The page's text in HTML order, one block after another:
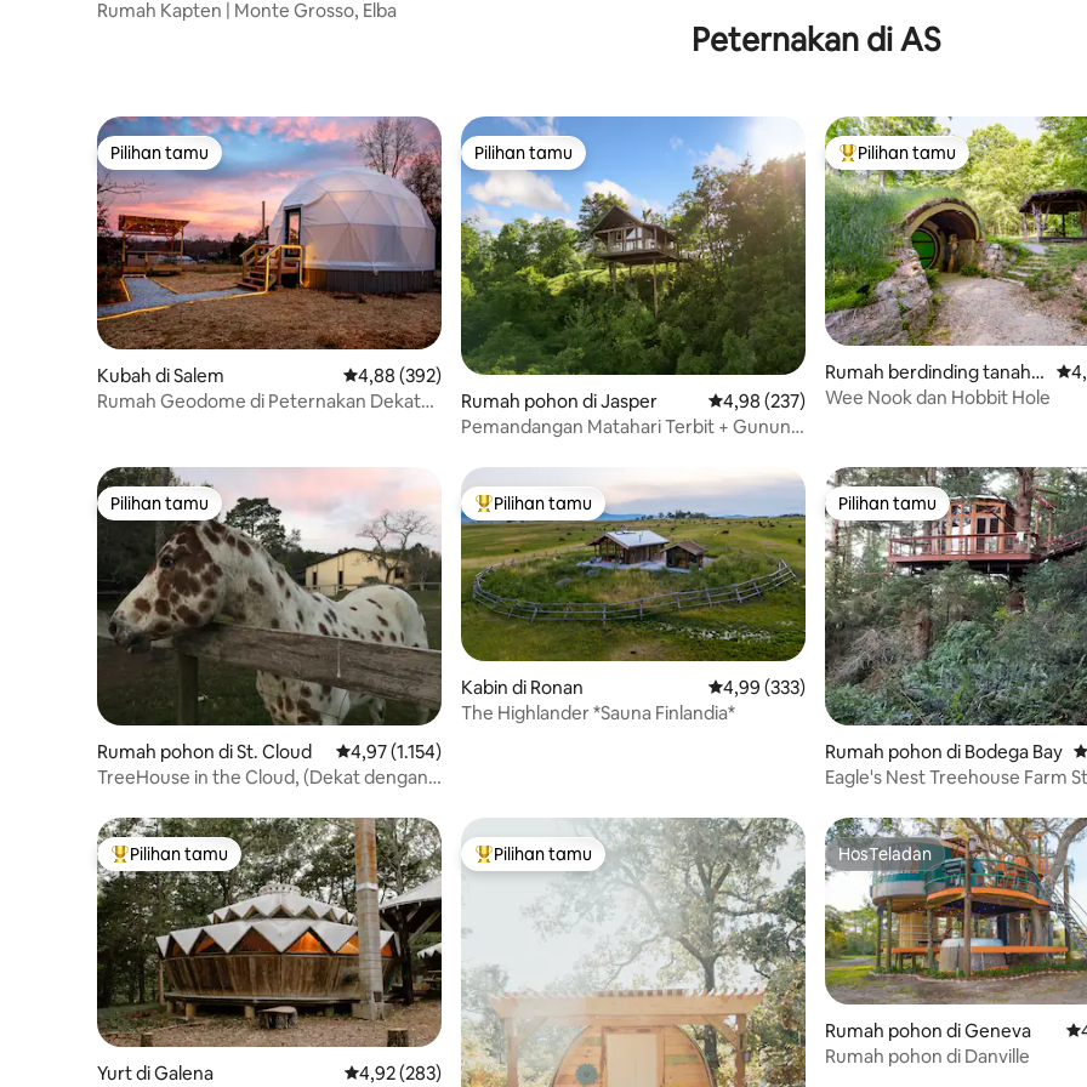
Rumah Kapten | Monte Grosso, Elba
Peternakan di AS
Pilihan tamu
Pilihan tamu
Kubah di Salem Nilai rata-rata 4,88 dari 5, 392 ulasan
4,88 (392)
Rumah Geodome di Peternakan Dekat
Pilihan tamu
Pilihan tamu
Rumah pohon di Jasper Nilai rata-rata 4,98 dari 5, 237 ulasan
4,98 (237)
Pemandangan Matahari Terbit + Gunung
Pilihan tamu terpopuler
Pilihan tamu
Rumah berdinding tanah d
i McEwen
Wee Nook dan Hobbit Hole
Pilihan tamu
Pilihan tamu
Rumah pohon di St. Cloud Nilai rata-rata 4,97 dari 5, 1.154 ulasan
4,97 (1.154)
TreeHouse in the Cloud, (Dekat dengan
Pilihan tamu terpopuler
Pilihan tamu
Kabin di Ronan Nilai rata-rata 4,99 dari 5, 333 ulasan
4,99 (333)
The Highlander *Sauna Finlandia*
Pilihan tamu
Pilihan tamu
Rumah pohon di Bodega Bay
Eagle's Nest Treehouse Farm
Pilihan tamu terpopuler
Pilihan tamu
Yurt di Galena Nilai rata-rata 4,92 dari 5, 283 ulasan
4,92 (283)
Pilihan tamu terpopuler
Pilihan tamu HosTeladan
HosTeladan
Rumah pohon di Geneva
Rumah pohon di Danville